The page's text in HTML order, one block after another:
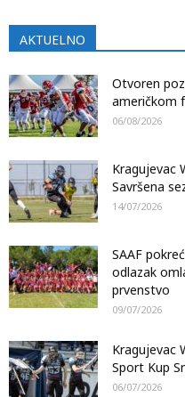
AKTUELNO
Otvoren
američkom
06/08/2026
Kragujevac
Savršena
14/07/2026
SAAF
odlazak
prvenstvo
09/07/2026
Kragujevac
Sport Kup
06/07/2026